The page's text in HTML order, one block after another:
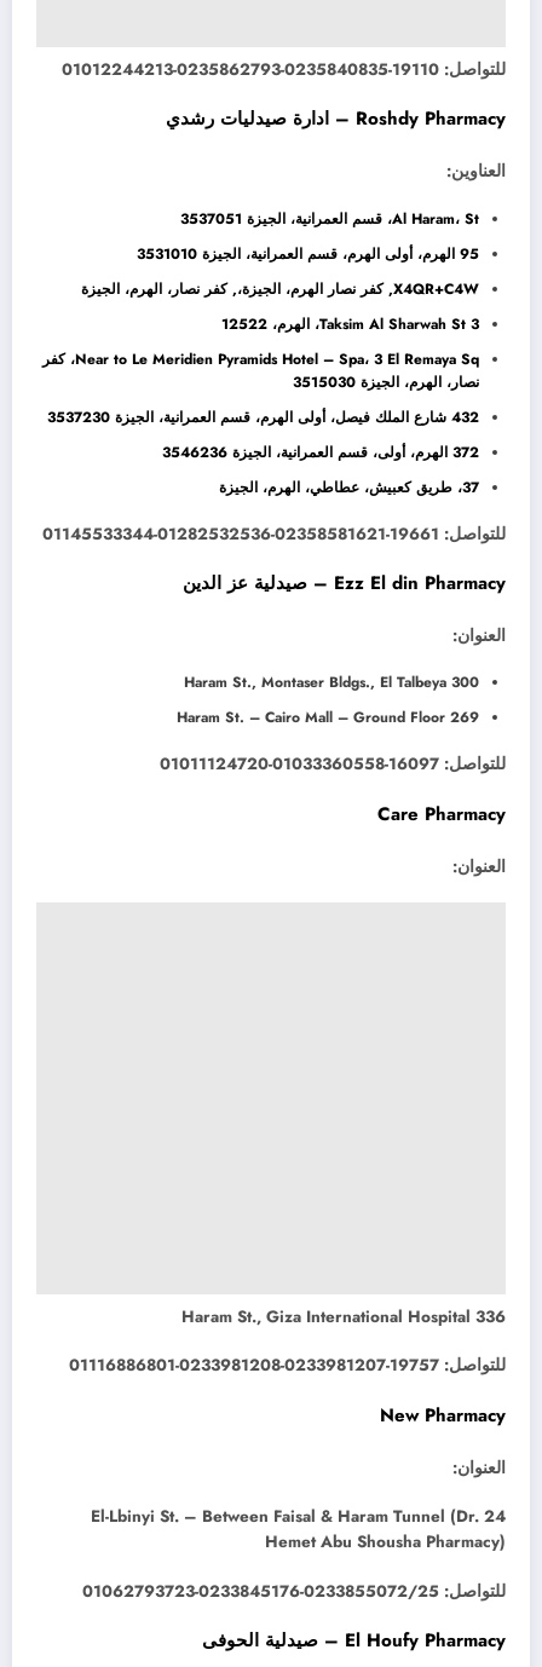
للتواصل: 19110-0235840835-0235862793-01012244213
Roshdy Pharmacy – ادارة صيدليات رشدي
العناوين:
Al Haram، St، قسم العمرانية، الجيزة 3537051
95 الهرم، أولى الهرم، قسم العمرانية، الجيزة 3531010
X4QR+C4W, كفر نصار الهرم، الجيزة،, كفر نصار، الهرم، الجيزة
3 Taksim Al Sharwah St، الهرم، 12522
Near to Le Meridien Pyramids Hotel – Spa، 3 El Remaya Sq، كفر
نصار، الهرم، الجيزة 3515030
432 شارع الملك فيصل، أولى الهرم، قسم العمرانية، الجيزة 3537230
372 الهرم، أولى، قسم العمرانية، الجيزة 3546236
37، طريق كعبيش، عطاطي، الهرم، الجيزة
للتواصل: 19661-02358581621-01282532536-01145533344
Ezz El din Pharmacy – صيدلية عز الدين
العنوان:
300 Haram St., Montaser Bldgs., El Talbeya
269 ​​Haram St. – Cairo Mall – Ground Floor
للتواصل: 16097-01033360558-01011124720
Care Pharmacy
العنوان:
336 Haram St., Giza International Hospital
للتواصل: 19757-0233981207-0233981208-01116886801
New Pharmacy
العنوان:
24 El-Lbinyi St. – Between Faisal & Haram Tunnel (Dr.
Hemet Abu Shousha Pharmacy)
للتواصل: 0233855072/25-0233845176-01062793723
El Houfy Pharmacy – صيدلية الحوفى